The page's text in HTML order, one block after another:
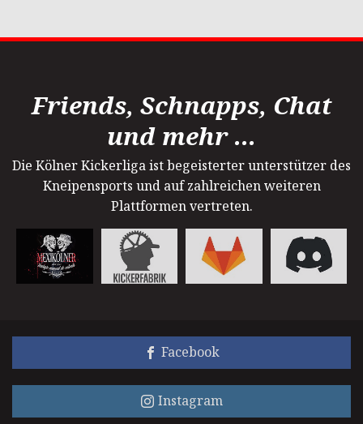
Friends, Schnapps, Chat
und mehr ...
Die Kölner Kickerliga ist begeisterter unterstützer des
Kneipensports und auf zahlreichen weiteren
Plattformen vertreten.
Facebook
Instagram